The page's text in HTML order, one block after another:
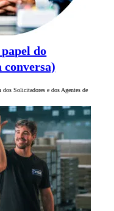
do
conversa)
Solicitadores e dos Agentes de